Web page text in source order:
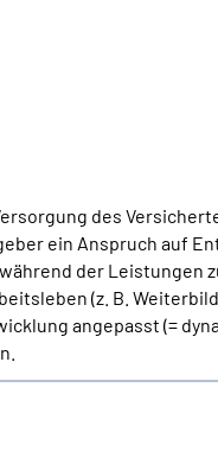
des
ein Anspruch auf
der Leistungen
(z. B.
angepasst (=